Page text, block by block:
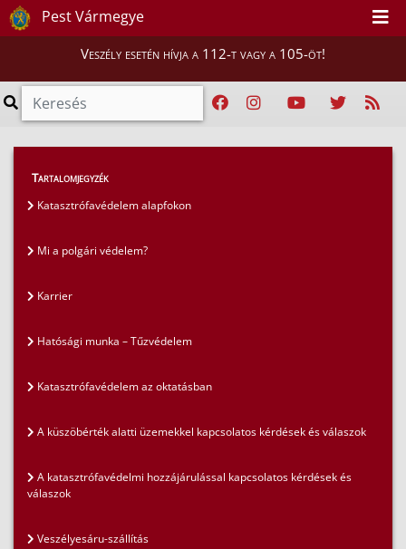
Pest Vármegye
Veszély esetén hívja a 112-t vagy a 105-öt!
GYIK > Gyakran ismételt kérdések
Hatósági munka – Tűzvédelem
Tartalomjegyzék
Katasztrófavédelem alapfokon
Mi a polgári védelem?
Karrier
Hatósági munka – Tűzvédelem
Katasztrófavédelem az oktatásban
A küszöbérték alatti üzemekkel kapcsolatos kérdések és válaszok
A katasztrófavédelmi hozzájárulással kapcsolatos kérdések és
válaszok
Veszélyesáru-szállítás